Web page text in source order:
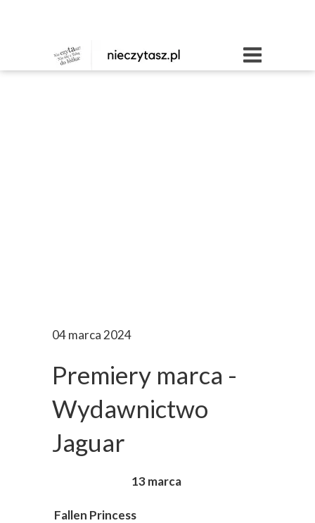
04 marca 2024
Premiery marca -
Wydawnictwo
Jaguar
13 marca
Fallen Princess